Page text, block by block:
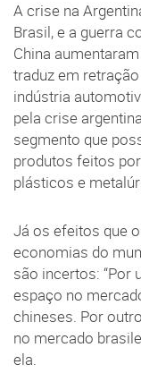
A crise na
Brasil, e a guerra
China
traduz em
indústria
pela crise
segmento que
produtos feitos
plásticos e
Já os efeitos que
economias do
são incertos: “Por
espaço no
chineses. Por
no mercado
ela.